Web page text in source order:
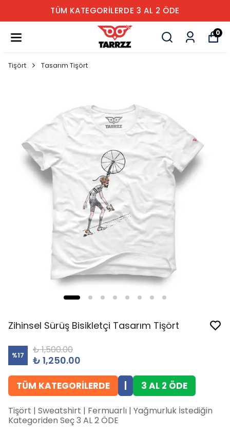
TÜM KATEGORİLERDE 3 AL 2 ÖDE
0
Tişört Tasarım Tişört
Zihinsel Sürüş Bisikletçi Tasarım Tişört
%17 ₺ 1,500.00
₺ 1,250.00
TÜM KATEGORİLERDE 3 AL 2 ÖDE
Tişört | Sweatshirt | Fermuarlı | Yağmurluk İstediğin
Kategoriden Seç 3 AL 2 ÖDE